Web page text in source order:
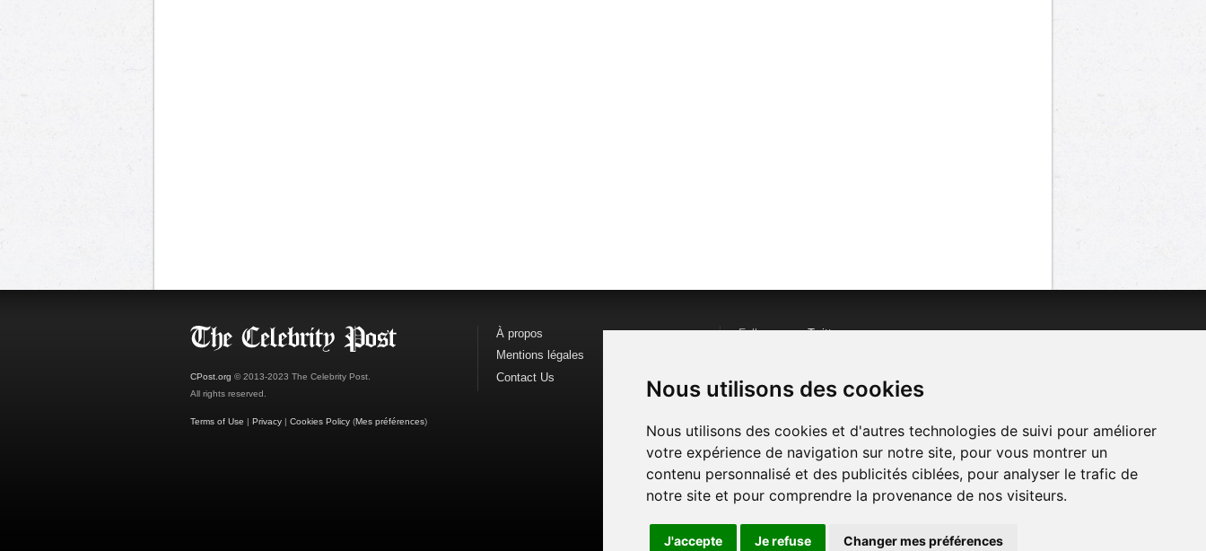
Nous utilisons des cookies
Nous utilisons des cookies et d'autres technologies de suivi pour améliorer
votre expérience de navigation sur notre site, pour vous montrer un
contenu personnalisé et des publicités ciblées, pour analyser le trafic de
notre site et pour comprendre la provenance de nos visiteurs.
J'accepte Je refuse Changer mes préférences
CPost.org © 2013-2023 The Celebrity Post.
All rights reserved.
Terms of Use | Privacy | Cookies Policy (Mes préférences)
À propos
Mentions légales
Contact Us
Follow us onTwitter
Watch us on